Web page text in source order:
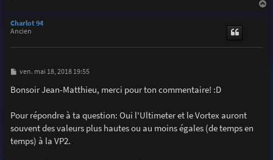
Charlot 94
Ancien
M
s
s
e
ven. mai 18, 2018 19:55
Bonsoir Jean-Matthieu, merci pour ton commentaire! :D
Pour répondre à ta question: Oui l'Ultimeter et le Vortex auront
souvent des valeurs plus hautes ou au moins égales (de temps en
temps) à la VP2.